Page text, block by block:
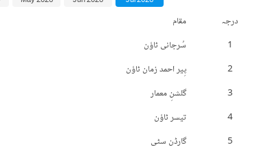
درجہ مقام
1
سُرجانی ٹاؤن
2
پِیر احمد زمان ٹاؤن
3
گلشنِ معمار
4
تیسر ٹاؤن
5
گارڈن سٹی